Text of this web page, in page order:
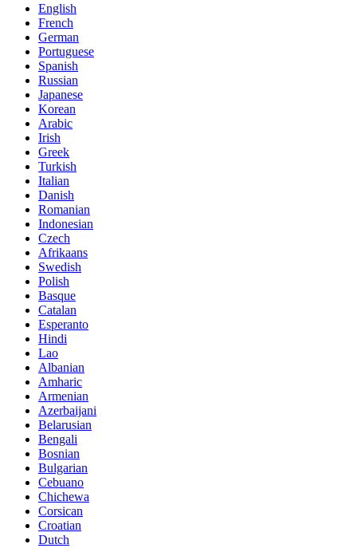
English
French
German
Portuguese
Spanish
Russian
Japanese
Korean
Arabic
Irish
Greek
Turkish
Italian
Danish
Romanian
Indonesian
Czech
Afrikaans
Swedish
Polish
Basque
Catalan
Esperanto
Hindi
Lao
Albanian
Amharic
Armenian
Azerbaijani
Belarusian
Bengali
Bosnian
Bulgarian
Cebuano
Chichewa
Corsican
Croatian
Dutch